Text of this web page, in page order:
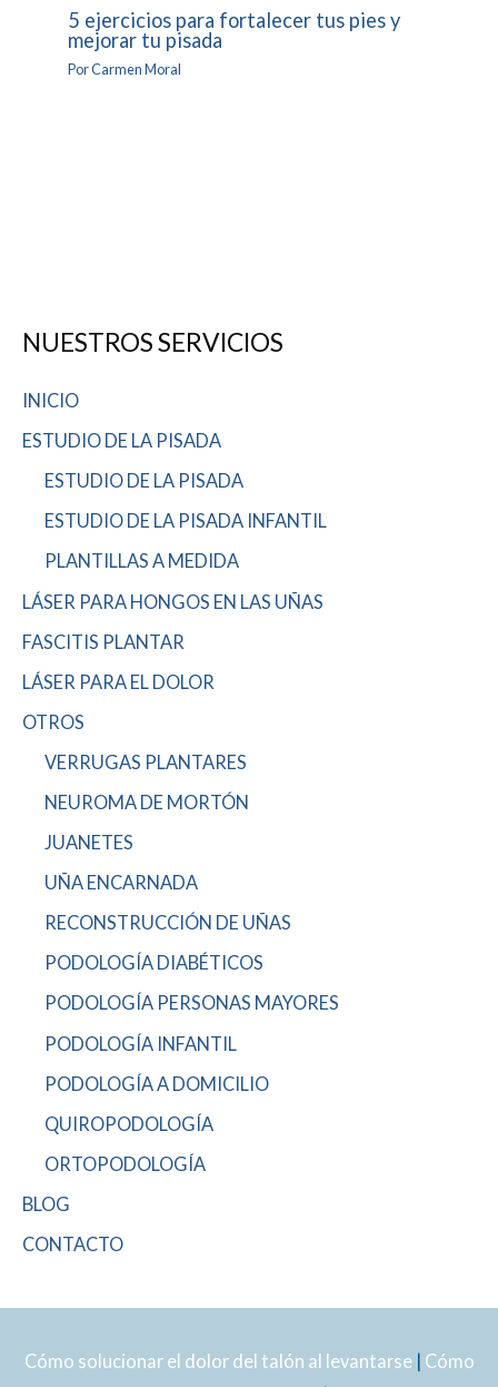
5 ejercicios para fortalecer tus pies y
mejorar tu pisada
PorCarmen Moral
NUESTROS SERVICIOS
INICIO
ESTUDIO DE LA PISADA
ESTUDIO DE LA PISADA
ESTUDIO DE LA PISADA INFANTIL
PLANTILLAS A MEDIDA
LÁSER PARA HONGOS EN LAS UÑAS
FASCITIS PLANTAR
LÁSER PARA EL DOLOR
OTROS
VERRUGAS PLANTARES
NEUROMA DE MORTÓN
JUANETES
UÑA ENCARNADA
RECONSTRUCCIÓN DE UÑAS
PODOLOGÍA DIABÉTICOS
PODOLOGÍA PERSONAS MAYORES
PODOLOGÍA INFANTIL
PODOLOGÍA A DOMICILIO
QUIROPODOLOGÍA
ORTOPODOLOGÍA
BLOG
CONTACTO
Cómo solucionar el dolor del talón al levantarse| Cómo